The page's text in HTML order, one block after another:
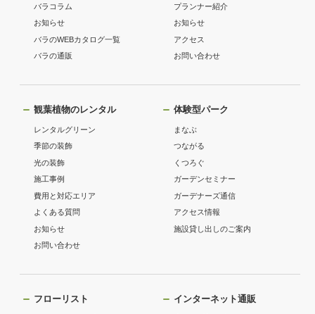
バラコラム
お知らせ
バラのWEBカタログ一覧
バラの通販
プランナー紹介
お知らせ
アクセス
お問い合わせ
観葉植物のレンタル
レンタルグリーン
季節の装飾
光の装飾
施工事例
費用と対応エリア
よくある質問
お知らせ
お問い合わせ
体験型パーク
まなぶ
つながる
くつろぐ
ガーデンセミナー
ガーデナーズ通信
アクセス情報
施設貸し出しのご案内
フローリスト インターネット通販